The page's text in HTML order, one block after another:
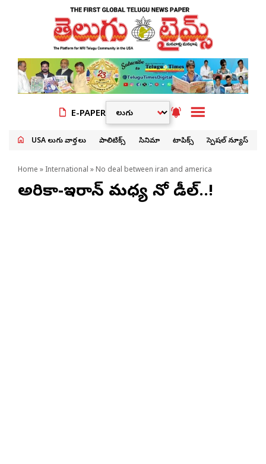
E-PAPER
USA తెలుగు వార్తలు పాలిటిక్స్ సినిమా టాపిక్స్ స్పెషల్ న్యూస్
Home » International » No deal between iran and america
అమెరికా-ఇరాన్ మధ్య నో డీల్..!